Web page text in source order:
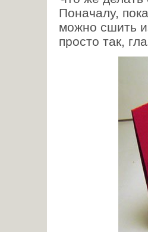
Поначалу,
можно сшить
просто так,